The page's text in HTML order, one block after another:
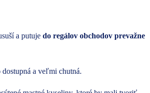
a putuje do regálov obchodov prevažne
a veľmi chutná.